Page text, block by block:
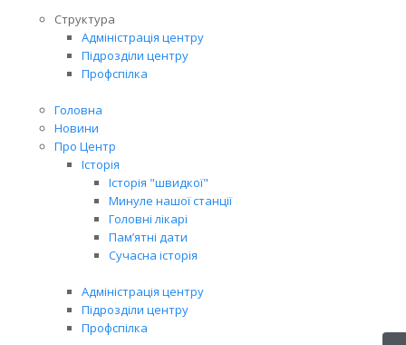
Структура
Адміністрація центру
Підрозділи центру
Профспілка
Головна
Новини
Про Центр
Історія
Історія "швидкої"
Минуле нашої станції
Головні лікарі
Пам’ятні дати
Сучасна історія
Адміністрація центру
Підрозділи центру
Профспілка